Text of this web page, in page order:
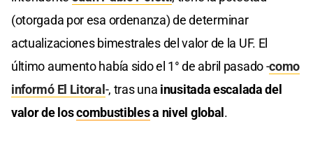
(otorgada por esa ordenanza) de determinar
actualizaciones bimestrales del valor de la UF. El
último aumento había sido el 1° de abril pasado -como
informó El Litoral -, tras una inusitada escalada del
valor de loscombustiblesa nivel global .